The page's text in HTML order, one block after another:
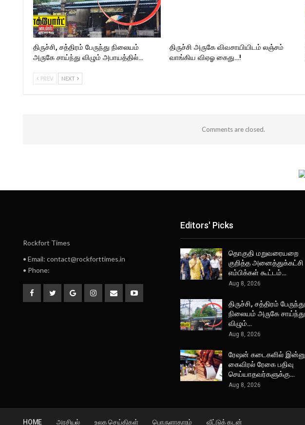
திருச்சி, சத்திரம் பேருந்து நிலையம்
அருகே சாய்ந்து விழும் அபாயத்தில்…
திருச்சி அருகே விவசாயியிடம் லஞ்சம்
வாங்கிய விஏஓ கைது…!
PREV NEXT
Comments are closed.
Rockfort Times
• Email: contact@rockforttimes.in
• Phone:
Editors' Picks
தொகுதி மறுவரையறை
குறித்த அனைத்துக்கட்சி
எம்பிக்கள் கூட்டம்…
Aug 8, 2026
திருச்சி, சத்திரம் பேருந்து
நிலையம் அருகே சாய்ந்து
விழும்…
Aug 8, 2026
ரேஷன் கடைகளில்
கைவிரல் ரேகை பதிவு
செய்யாதவர்களுக்கு…
Aug 8, 2026
HOME அரசியல் உலக செய்திகள் பொருளாதாரம் வீட்டுக் கடன்